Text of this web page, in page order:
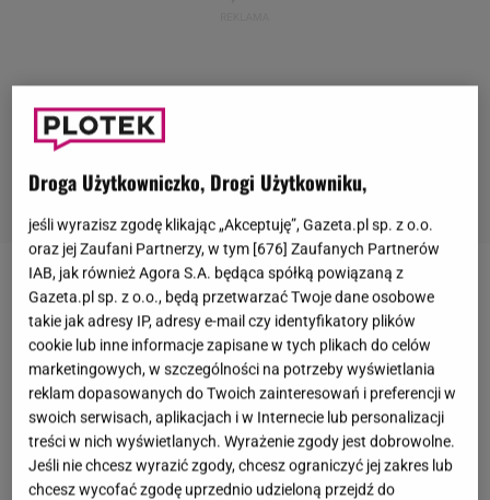
Jeszcze niedawnoCaroline Derpieńskipławiła się w
luksusie, co jak sama podkreślała, było kluczowe do
tego, aby miała dobry nastrój. - Nie wychodzę z
domu, jak mam na sobie mniej niż 50 tys. dolarów.
Przede wszystkim jest to mój sposób bycia. Ja, jeżeli
na przykład leżę w taniej piżamie w łóżku, czuję się
źle, dosłownie jak jakiś Karol spod mostu - mówiła w
Droga Użytkowniczko, Drogi Użytkowniku,
jeśli wyrazisz zgodę klikając „Akceptuję”, Gazeta.pl sp. z o.o.
oraz jej Zaufani Partnerzy, w tym [676] Zaufanych Partnerów
IAB, jak również Agora S.A. będąca spółką powiązaną z
Gazeta.pl sp. z o.o., będą przetwarzać Twoje dane osobowe
takie jak adresy IP, adresy e-mail czy identyfikatory plików
cookie lub inne informacje zapisane w tych plikach do celów
marketingowych, w szczególności na potrzeby wyświetlania
reklam dopasowanych do Twoich zainteresowań i preferencji w
swoich serwisach, aplikacjach i w Internecie lub personalizacji
treści w nich wyświetlanych. Wyrażenie zgody jest dobrowolne.
Jeśli nie chcesz wyrazić zgody, chcesz ograniczyć jej zakres lub
chcesz wycofać zgodę uprzednio udzieloną przejdź do